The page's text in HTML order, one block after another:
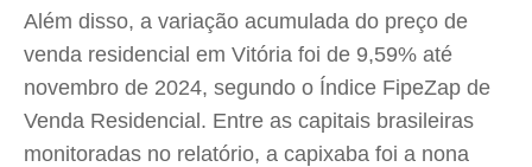
Além disso, a variação acumulada do preço de
venda residencial em Vitória foi de 9,59% até
novembro de 2024, segundo o Índice FipeZap de
Venda Residencial. Entre as capitais brasileiras
monitoradas no relatório, a capixaba foi a nona